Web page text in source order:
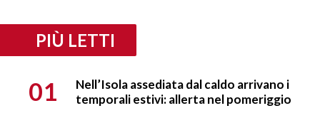
PIÙ LETTI
01
Nell’Isola assediata dal caldo arrivano i
temporali estivi: allerta nel pomeriggio